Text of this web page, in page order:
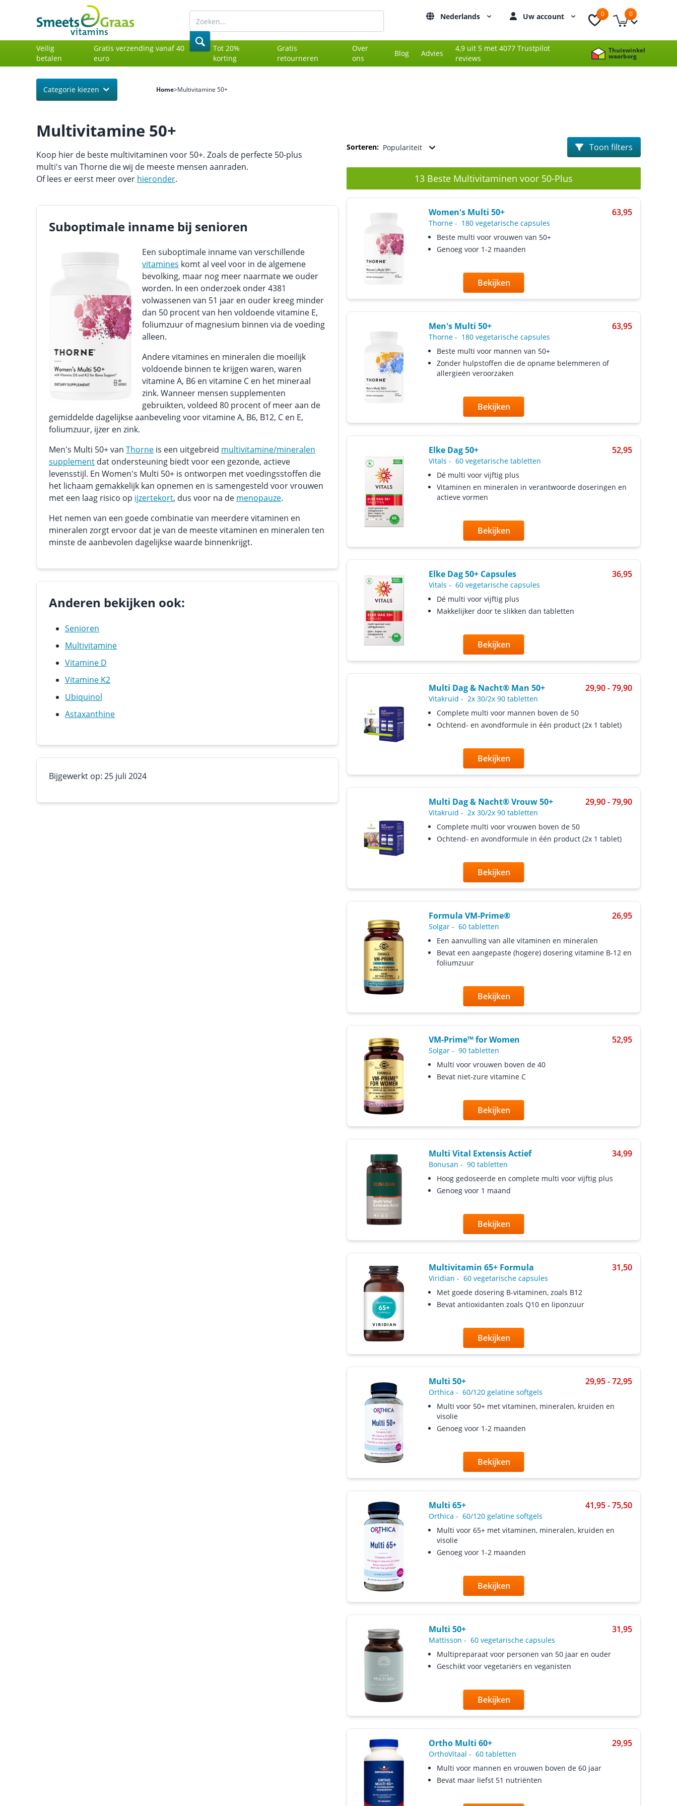
Nederlands Uw account 0 0
Veilig
betalen
Gratis verzending vanaf 40
euro
Tot 20%
korting
Gratis
retourneren
Over
ons
Blog Advies
4,9 uit 5 met 4077 Trustpilot
reviews
Thuiswinkel
waarborg
Categorie kiezen Home>Multivitamine 50+
Multivitamine 50+
Sorteren: Populariteit Toon filters
13 Beste Multivitaminen voor 50-Plus
Women's Multi 50+ 63,95
Thorne- 180 vegetarische capsules
Beste multi voor vrouwen van 50+
Genoeg voor 1-2 maanden
Bekijken
Men's Multi 50+ 63,95
Thorne- 180 vegetarische capsules
Beste multi voor mannen van 50+
Zonder hulpstoffen die de opname belemmeren of
allergieën veroorzaken
Bekijken
Elke Dag 50+ 52,95
Vitals - 60 vegetarische tabletten
Dé multi voor vijftig plus
Vitaminen en mineralen in verantwoorde doseringen en
actieve vormen
Bekijken
Elke Dag 50+ Capsules 36,95
Vitals - 60 vegetarische capsules
Dé multi voor vijftig plus
Makkelijker door te slikken dan tabletten
Bekijken
Multi Dag & Nacht® Man 50+ 29,90 - 79,90
Vitakruid - 2x 30/2x 90 tabletten
Complete multi voor mannen boven de 50
Ochtend- en avondformule in één product (2x 1 tablet)
Bekijken
Multi Dag & Nacht® Vrouw 50+ 29,90 - 79,90
Vitakruid - 2x 30/2x 90 tabletten
Complete multi voor vrouwen boven de 50
Ochtend- en avondformule in één product (2x 1 tablet)
Bekijken
Formula VM-Prime® 26,95
Solgar- 60 tabletten
Een aanvulling van alle vitaminen en mineralen
Bevat een aangepaste (hogere) dosering vitamine B-12 en
foliumzuur
Bekijken
VM-Prime™ for Women 52,95
Solgar- 90 tabletten
Multi voor vrouwen boven de 40
Bevat niet-zure vitamine C
Bekijken
Multi Vital Extensis Actief 34,99
Bonusan - 90 tabletten
Hoog gedoseerde en complete multi voor vijftig plus
Genoeg voor 1 maand
Bekijken
Multivitamin 65+ Formula 31,50
Viridian - 60 vegetarische capsules
Met goede dosering B-vitaminen, zoals B12
Bevat antioxidanten zoals Q10 en liponzuur
Bekijken
Multi 50+ 29,95 - 72,95
Orthica - 60/120 gelatine softgels
Multi voor 50+ met vitaminen, mineralen, kruiden en
visolie
Genoeg voor 1-2 maanden
Bekijken
Multi 65+ 41,95 - 75,50
Orthica - 60/120 gelatine softgels
Multi voor 65+ met vitaminen, mineralen, kruiden en
visolie
Genoeg voor 1-2 maanden
Bekijken
Multi 50+ 31,95
Mattisson - 60 vegetarische capsules
Multipreparaat voor personen van 50 jaar en ouder
Geschikt voor vegetariërs en veganisten
Bekijken
Ortho Multi 60+ 29,95
OrthoVitaal - 60 tabletten
Multi voor mannen en vrouwen boven de 60 jaar
Bevat maar liefst 51 nutriënten
Koop hier de beste multivitaminen voor 50+. Zoals de perfecte 50-plus
multi's van Thorne die wij de meeste mensen aanraden.
Of lees er eerst meer over hieronder.
Suboptimale inname bij senioren
Een suboptimale inname van verschillende
vitamines komt al veel voor in de algemene
bevolking, maar nog meer naarmate we ouder
worden. In een onderzoek onder 4381
volwassenen van 51 jaar en ouder kreeg minder
dan 50 procent van hen voldoende vitamine E,
foliumzuur of magnesium binnen via de voeding
alleen.
Andere vitamines en mineralen die moeilijk
voldoende binnen te krijgen waren, waren
vitamine A, B6 en vitamine C en het mineraal
zink. Wanneer mensen supplementen
gebruikten, voldeed 80 procent of meer aan de
gemiddelde dagelijkse aanbeveling voor vitamine A, B6, B12, C en E,
foliumzuur, ijzer en zink.
Men's Multi 50+ van Thorne is een uitgebreid multivitamine/mineralen
supplement dat ondersteuning biedt voor een gezonde, actieve
levensstijl. En Women's Multi 50+ is ontworpen met voedingsstoffen die
het lichaam gemakkelijk kan opnemen en is samengesteld voor vrouwen
met een laag risico op ijzertekort, dus voor na de menopauze.
Het nemen van een goede combinatie van meerdere vitaminen en
mineralen zorgt ervoor dat je van de meeste vitaminen en mineralen ten
minste de aanbevolen dagelijkse waarde binnenkrijgt.
Anderen bekijken ook:
Senioren
Multivitamine
Vitamine D
Vitamine K2
Ubiquinol
Astaxanthine
Bijgewerkt op: 25 juli 2024